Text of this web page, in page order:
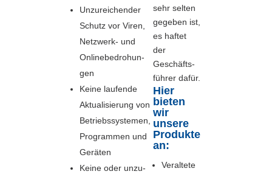
Unzu­rei­chen­der
Schutz vor Viren,
Netz­werk- und
Online­be­dro­hun­
gen
Kei­ne lau­fen­de
Aktua­li­sie­rung von
Betriebs­sys­te­men,
Pro­gram­men und
Gerä­ten
Kei­ne oder unzu­
sehr sel­ten
gege­ben ist,
es haf­tet
der
Geschäfts­
füh­rer dafür.
Hier
bieten
wir
unsere
Produkte
an:
Ver­al­te­te